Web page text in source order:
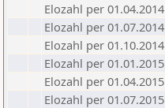
Elozahl per 01.04.2014
Elozahl per 01.07.2014
Elozahl per 01.10.2014
Elozahl per 01.01.2015
Elozahl per 01.04.2015
Elozahl per 01.07.2015